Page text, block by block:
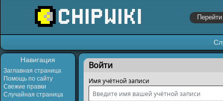
Навигация
Заглавная страница
Помощь по сайту
Свежие правки
Случайная страница
Перейти к:навигация,поиск
Войти
Имя учётной записи